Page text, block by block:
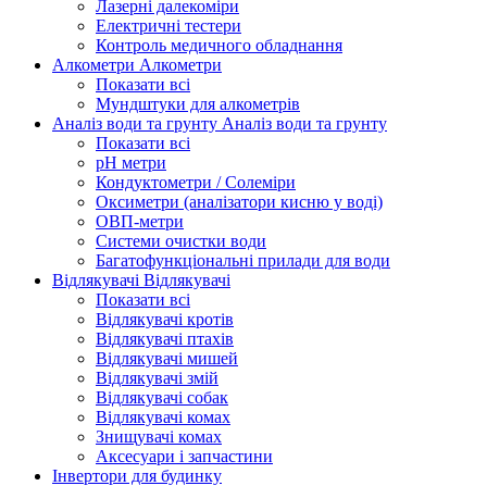
Лазерні далекоміри
Електричні тестери
Контроль медичного обладнання
Алкометри Алкометри
Показати всі
Мундштуки для алкометрів
Аналіз води та грунту Аналіз води та грунту
Показати всі
рН метри
Кондуктометри / Солеміри
Оксиметри (аналізатори кисню у воді)
ОВП-метри
Системи очистки води
Багатофункціональні прилади для води
Відлякувачі Відлякувачі
Показати всі
Відлякувачі кротів
Відлякувачі птахів
Відлякувачі мишей
Відлякувачі змій
Відлякувачі собак
Відлякувачі комах
Знищувачі комах
Аксесуари і запчастини
Інвертори для будинку